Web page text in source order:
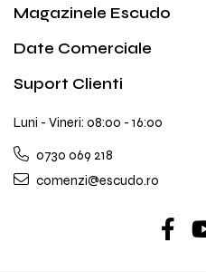
Magazinele Escudo
Date Comerciale
Suport Clienti
Luni - Vineri: 08:00 - 16:00
0730 069 218
comenzi@escudo.ro